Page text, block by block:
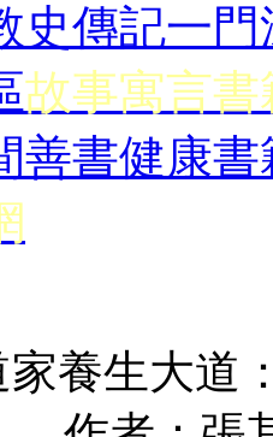
史傳記一門
故事寓言書
善書健康書
家養生大道